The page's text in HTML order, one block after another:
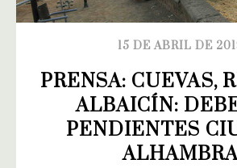
15 DE ABRIL DE
PRENSA: CUEVAS,
ALBAICÍN:
PENDIENTES